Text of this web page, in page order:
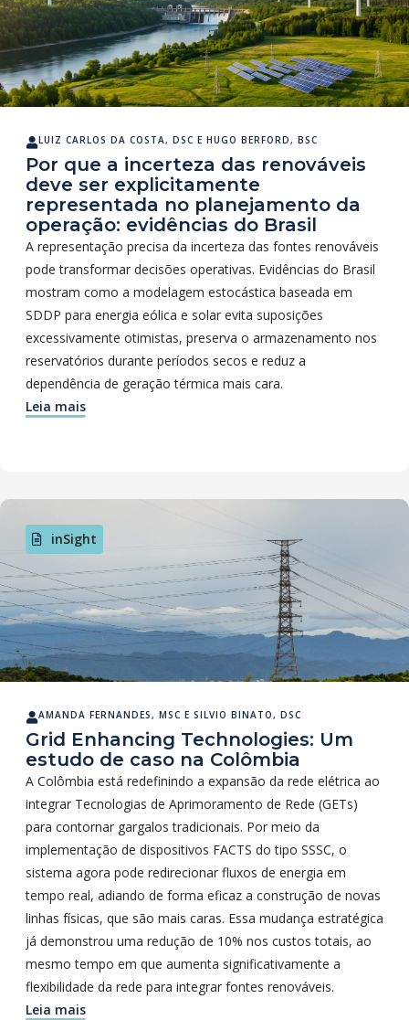
LUIZ CARLOS DA COSTA, DSC E HUGO BERFORD, BSC
Por que a incerteza das renováveis
deve ser explicitamente
representada no planejamento da
operação: evidências do Brasil
A representação precisa da incerteza das fontes renováveis
pode transformar decisões operativas. Evidências do Brasil
mostram como a modelagem estocástica baseada em
SDDP para energia eólica e solar evita suposições
excessivamente otimistas, preserva o armazenamento nos
reservatórios durante períodos secos e reduz a
dependência de geração térmica mais cara.
Leia mais
inSight
AMANDA FERNANDES, MSC E SILVIO BINATO, DSC
Grid Enhancing Technologies: Um
estudo de caso na Colômbia
A Colômbia está redefinindo a expansão da rede elétrica ao
integrar Tecnologias de Aprimoramento de Rede (GETs)
para contornar gargalos tradicionais. Por meio da
implementação de dispositivos FACTS do tipo SSSC, o
sistema agora pode redirecionar fluxos de energia em
tempo real, adiando de forma eficaz a construção de novas
linhas físicas, que são mais caras. Essa mudança estratégica
já demonstrou uma redução de 10% nos custos totais, ao
mesmo tempo em que aumenta significativamente a
flexibilidade da rede para integrar fontes renováveis.
Leia mais